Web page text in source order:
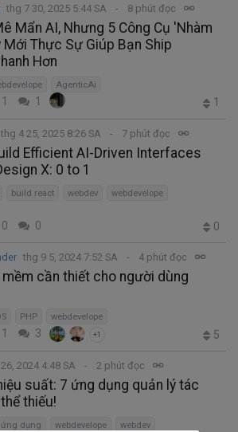
thg 7 30, 2025 5:44 SA 8 phút đọc
Mẩn AI, Nhưng 5 Công Cụ 'Nhàm
Mới Thực Sự Giúp Bạn Ship
Hơn
AgenticAi
1 1 1
thg 4 25, 2025 8:26 SA 7 phút đọc
Efficient AI-Driven Interfaces
X: 0 to 1
build react webdev
webdevelope
0 0 0
thg 9 5, 2024 7:52 SA 4 phút đọc
mềm cần thiết cho người dùng
PHP webdevelope
1 3 +1 5
2024 4:48 SA 2 phút đọc
suất: 7 ứng dụng quản lý tác
thiếu!
ứng dụng webdevelope webdev